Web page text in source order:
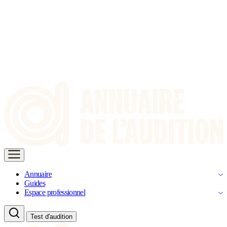
Annuaire
Guides
Espace professionnel
Test d'audition